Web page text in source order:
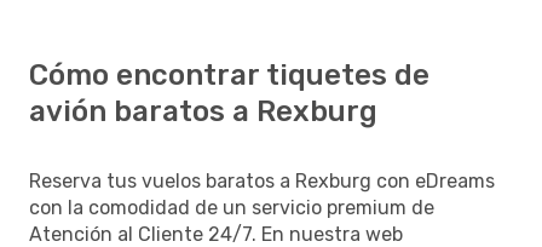
Cómo encontrar tiquetes de
avión baratos a Rexburg
Reserva tus vuelos baratos a Rexburg con eDreams
con la comodidad de un servicio premium de
Atención al Cliente 24/7. En nuestra web